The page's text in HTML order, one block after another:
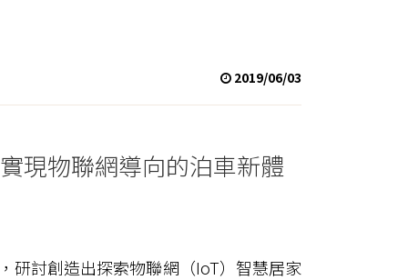
2019/06/03
現物聯網導向的泊車新體
研討創造出探索物聯網（IoT）智慧居家